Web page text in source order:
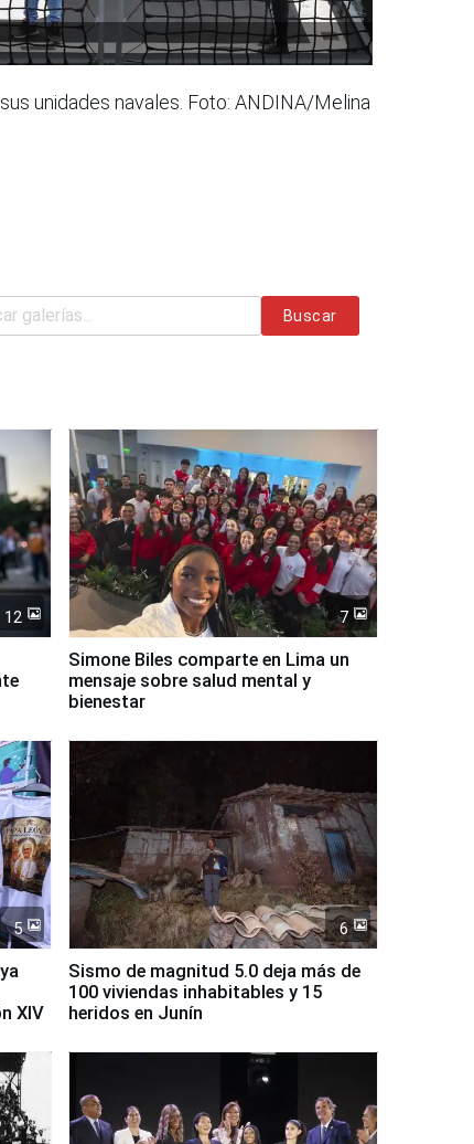
unidades navales. Foto: ANDINA/Melina
Buscar
12 7
Simone Biles comparte en Lima un
mensaje sobre salud mental y
bienestar
5
XIV
6
Sismo de magnitud 5.0 deja más de
100 viviendas inhabitables y 15
heridos en Junín